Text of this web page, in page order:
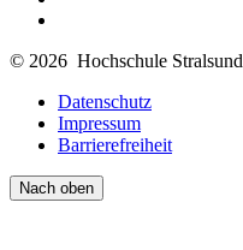
© 2026 Hochschule Stralsund
Datenschutz
Impressum
Barrierefreiheit
Nach oben